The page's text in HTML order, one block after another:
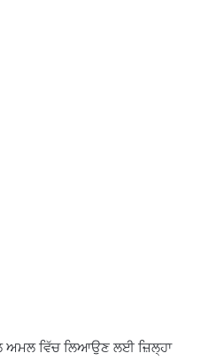
ਅਮਲ ਵਿੱਚ ਲਿਆਉਣ ਲਈ ਜ਼ਿਲ੍ਹਾ